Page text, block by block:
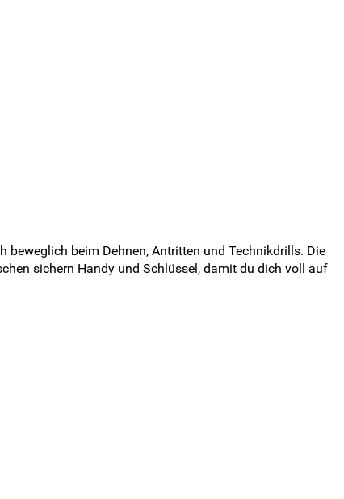
beweglich beim Dehnen, Antritten und Technikdrills. Die
sichern Handy und Schlüssel, damit du dich voll auf